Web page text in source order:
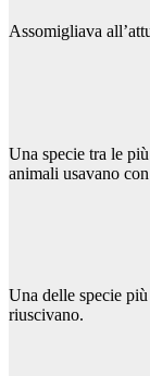
Assomigliava
Una specie tra le
animali usavano
Una delle specie
riuscivano.